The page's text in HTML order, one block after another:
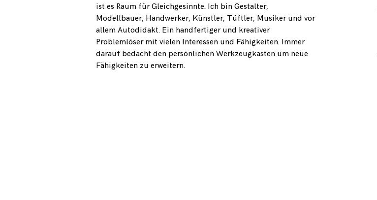
ist es Raum für Gleichgesinnte. Ich bin Gestalter,
Modellbauer, Handwerker, Künstler, Tüftler, Musiker und vor
allem Autodidakt. Ein handfertiger und kreativer
Problemlöser mit vielen Interessen und Fähigkeiten. Immer
darauf bedacht den persönlichen Werkzeugkasten um neue
Fähigkeiten zu erweitern.